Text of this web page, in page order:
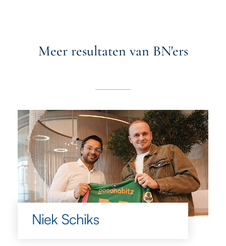
Meer resultaten van BN'ers
Niek Schiks
Niek Schiks